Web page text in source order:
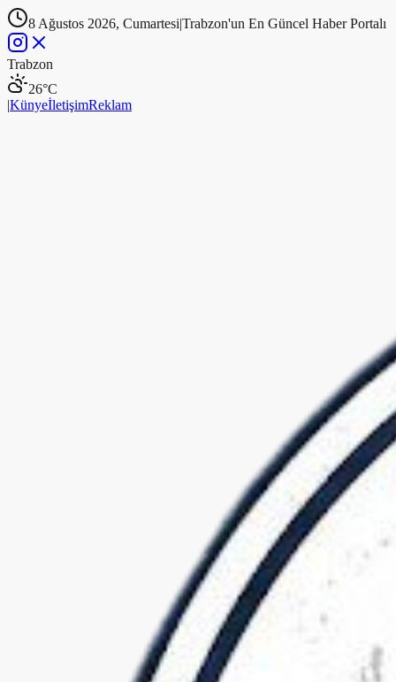
8 Ağustos 2026, Cumartesi|Trabzon'un En Güncel Haber Portalı
Trabzon
26°C
|KünyeİletişimReklam